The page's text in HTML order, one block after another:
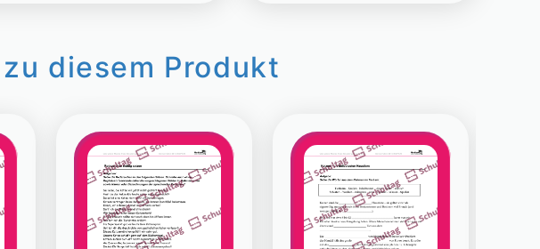
diesem Produkt